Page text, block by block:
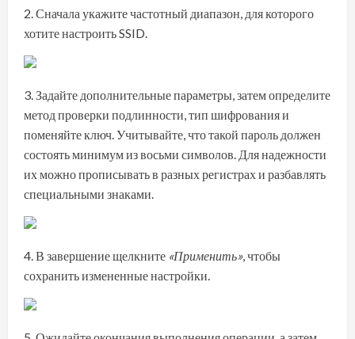
Сначала укажите частотный диапазон, для которого
хотите настроить SSID.
Задайте дополнительные параметры, затем определите
метод проверки подлинности, тип шифрования и
поменяйте ключ. Учитывайте, что такой пароль должен
состоять минимум из восьми символов. Для надежности
их можно прописывать в разных регистрах и разбавлять
специальными знаками.
В завершение щелкните «Применить», чтобы
сохранить измененные настройки.